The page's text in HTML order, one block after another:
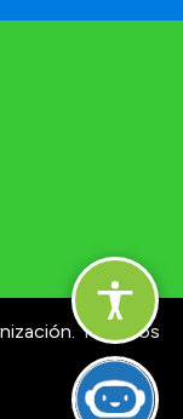
Términos